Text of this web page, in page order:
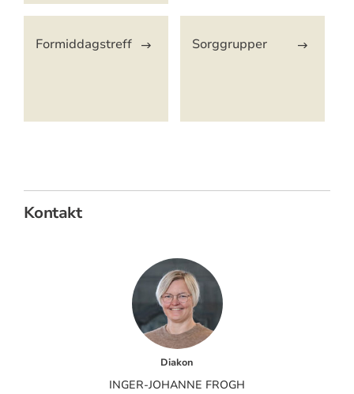
Formiddagstreff Sorggrupper
Kontakt
Diakon
INGER-JOHANNE FROGH